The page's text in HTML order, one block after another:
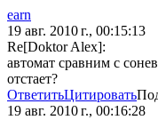
earn
19 авг. 2010 г., 00:15:13
Re[Doktor Alex]:
автомат сравним с
отстает?
ОтветитьЦитировать
19 авг. 2010 г., 00:16:28